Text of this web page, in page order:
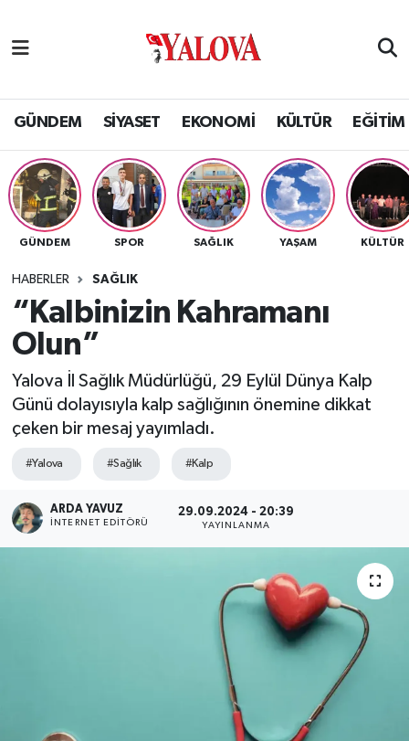
GÜNDEM SİYASET EKONOMİ KÜLTÜR EĞİTİM
GÜNDEM SPOR SAĞLIK YAŞAM KÜLTÜR
HABERLER SAĞLIK
“Kalbinizin Kahramanı
Olun”
Yalova İl Sağlık Müdürlüğü, 29 Eylül Dünya Kalp
Günü dolayısıyla kalp sağlığının önemine dikkat
çeken bir mesaj yayımladı.
#Yalova #Sağlık #Kalp
ARDA YAVUZ
İNTERNET EDITÖRÜ
29.09.2024 - 20:39
YAYINLANMA
SİYASET
EKONOMİ
KÜLTÜR
BİLİM VE TEKNOLOJİ
ASAYİŞ
SAĞLIK
Yalova Nöbetçi Eczaneler
Yalova Hava Durumu
Yalova Namaz Vakitleri
Yalova Trafik Yoğunluk Haritası
Tüm Manşetler
Son Dakika Haberleri
Haber Arşivi